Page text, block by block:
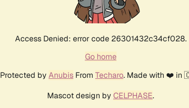
Access Denied: error code 26301432c34cf028.
Go home
Protected by Anubis From Techaro. Made with ❤️ in
Mascot design by CELPHASE.